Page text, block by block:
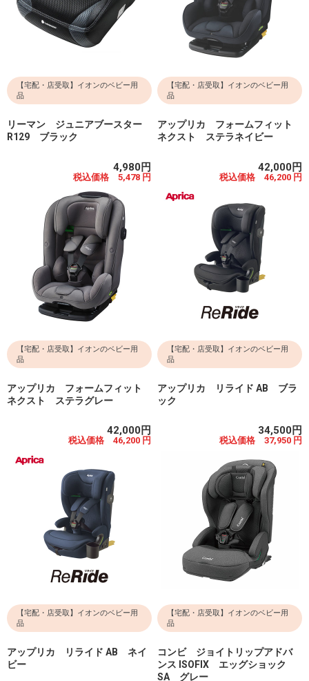
【宅配・店受取】イオンのベビー用
品
リーマン ジュニアブースター
R129 ブラック
4,980円
税込価格 5,478 円
【宅配・店受取】イオンのベビー用
品
アップリカ フォームフィット
ネクスト ステラネイビー
42,000円
税込価格 46,200 円
【宅配・店受取】イオンのベビー用
品
アップリカ フォームフィット
ネクスト ステラグレー
42,000円
税込価格 46,200 円
【宅配・店受取】イオンのベビー用
品
アップリカ リライド AB ブラ
ック
34,500円
税込価格 37,950 円
【宅配・店受取】イオンのベビー用
品
アップリカ リライド AB ネイ
ビー
【宅配・店受取】イオンのベビー用
品
コンビ ジョイトリップアドバ
ンス ISOFIX エッグショック
SA グレー